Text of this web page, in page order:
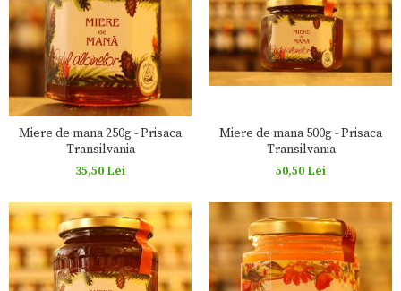
Miere de mana 250g - Prisaca
Transilvania
35,50 Lei
Miere de mana 500g - Prisaca
Transilvania
50,50 Lei